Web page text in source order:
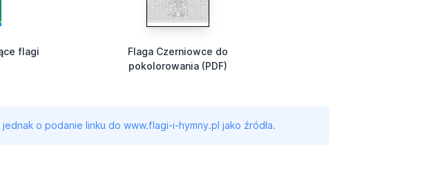
flagi
Flaga Czerniowce do
pokolorowania (PDF)
o podanie linku do www.flagi-i-hymny.pl jako źródła.